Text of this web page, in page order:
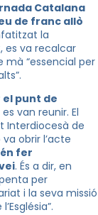
Catalana
de franc allò
la
es va recalcar
“essencial per
el punt de
van reunir. El
Interdiocesà de
va obrir l’acte
fer
. És a dir, en
per
i la seva missió